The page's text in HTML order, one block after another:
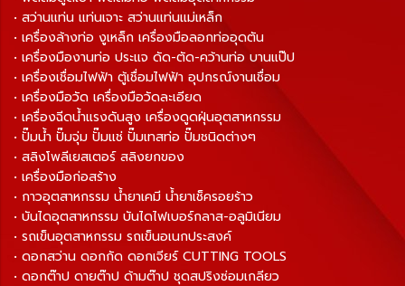
• สว่านแท่น แท่นเจาะ สว่านแท่นแม่เหล็ก
• เครื่องล้างท่อ งูเหล็ก เครื่องมือลอกท่ออุดตัน
• เครื่องมืองานท่อ ประแจ ดัด-ตัด-คว้านท่อ บานแป๊ป
• เครื่องเชื่อมไฟฟ้า ตู้เชื่อมไฟฟ้า อุปกรณ์งานเชื่อม
• เครื่องมือวัด เครื่องมือวัดละเอียด
• เครื่องฉีดน้ำแรงดันสูง เครื่องดูดฝุ่นอุตสาหกรรม
• ปั๊มน้ำ ปั๊มจุ่ม ปั๊มแช่ ปั๊มเทสท่อ ปั๊มชนิดต่างๆ
• สลิงโพลีเยสเตอร์ สลิงยกของ
• เครื่องมือก่อสร้าง
• กาวอุตสาหกรรม น้ำยาเคมี น้ำยาเช็ครอยร้าว
• บันไดอุตสาหกรรม บันไดไฟเบอร์กลาส-อลูมิเนียม
• รถเข็นอุตสาหกรรม รถเข็นอเนกประสงค์
• ดอกสว่าน ดอกกัด ดอกเจียร์ CUTTING TOOLS
• ดอกต๊าป ดายต๊าป ด้ามต๊าป ชุดสปริงซ่อมเกลียว